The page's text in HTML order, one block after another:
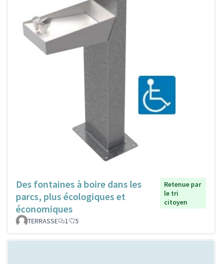
Des fontaines à boire dans les
parcs, plus écologiques et
économiques
Retenue par
le tri
citoyen
TERRASSE 1 5